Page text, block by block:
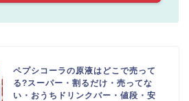
ペプシコーラの原液はどこで売って
る?スーパー・割るだけ・売ってな
い・おうちドリンクバー・値段・安